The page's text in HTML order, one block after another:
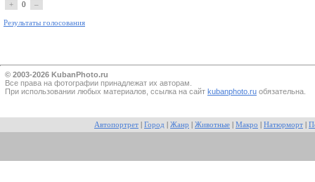
+ 0 –
Результаты голосования
© 2003-2026 KubanPhoto.ru
Все прaва на фотографии принадлежат их авторам.
При использовании любых материалов, ссылка на сайт kubanphoto.ru обязательна.
Автопортрет Город Жанр Животные Макро Натюрморт